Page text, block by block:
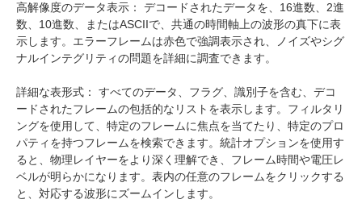
高解像度のデータ表示： デコードされたデータを、16進数、2進
数、10進数、またはASCIIで、共通の時間軸上の波形の真下に表
示します。エラーフレームは赤色で強調表示され、ノイズやシグ
ナルインテグリティの問題を詳細に調査できます。
詳細な表形式： すべてのデータ、フラグ、識別子を含む、デコ
ードされたフレームの包括的なリストを表示します。フィルタリ
ングを使用して、特定のフレームに焦点を当てたり、特定のプロ
パティを持つフレームを検索できます。統計オプションを使用す
ると、物理レイヤーをより深く理解でき、フレーム時間や電圧レ
ベルが明らかになります。表内の任意のフレームをクリックする
と、対応する波形にズームインします。